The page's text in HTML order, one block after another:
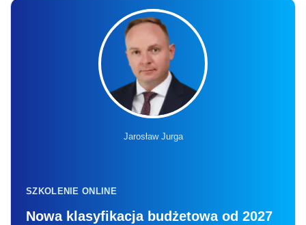
Jarosław Jurga
SZKOLENIE ONLINE
Nowa klasyfikacja budżetowa od 2027